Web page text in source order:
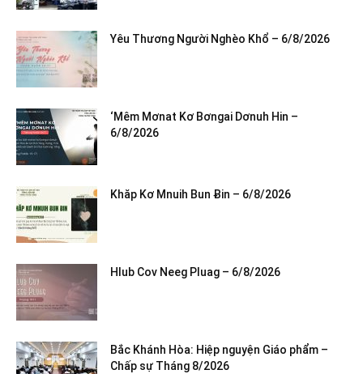
Yêu Thương Người Nghèo Khổ – 6/8/2026
‘Mêm Mơnat Kơ Bơngai Dơnuh Hin –
6/8/2026
Khăp Kơ Mnuih Bun Ƀin – 6/8/2026
Hlub Cov Neeg Pluag – 6/8/2026
Bắc Khánh Hòa: Hiệp nguyện Giáo phẩm –
Chấp sự Tháng 8/2026